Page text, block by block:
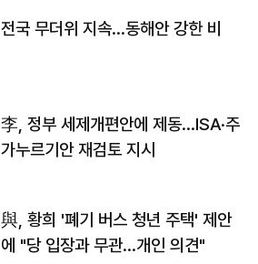
전국 무더위 지속…동해안 강한 비
李, 정부 세제개편안에 제동…ISA·주
가누르기안 재검토 지시
與, 황희 '폐기 버스 청년 주택' 제안
에 "당 입장과 무관…개인 의견"